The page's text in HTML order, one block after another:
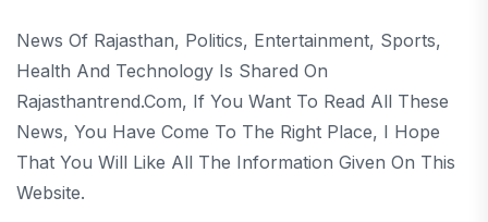
News Of Rajasthan, Politics, Entertainment, Sports,
Health And Technology Is Shared On
Rajasthantrend.com, If You Want To Read All These
News, You Have Come To The Right Place, I Hope
That You Will Like All The Information Given On This
Website.